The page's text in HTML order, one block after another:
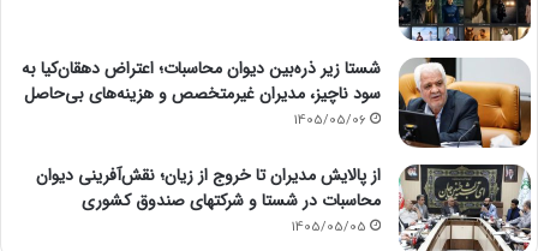
شستا زیر ذره‌بین دیوان محاسبات؛ اعتراض دهقان‌کیا به
سود ناچیز، مدیران غیرمتخصص و هزینه‌های بی‌حاصل
1405/05/06
از پالایش مدیران تا خروج از زیان؛ نقش‌آفرینی دیوان
محاسبات در شستا و شرکتهای صندوق کشوری
1405/05/05